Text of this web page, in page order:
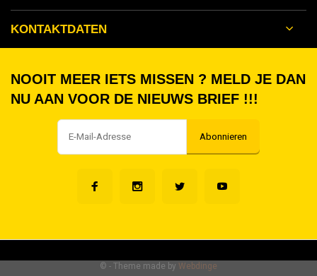
KONTAKTDATEN
NOOIT MEER IETS MISSEN ? MELD JE DAN
NU AAN VOOR DE NIEUWS BRIEF !!!
Abonnieren
© - Theme made by Webdinge